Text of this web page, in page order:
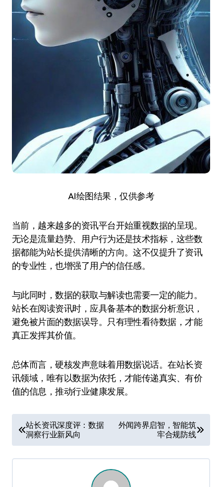
AI绘图结果，仅供参考
当前，越来越多的资讯平台开始重视数据的呈现。
无论是流量趋势、用户行为还是技术指标，这些数
据都能为站长提供清晰的方向。这不仅提升了资讯
的专业性，也增强了用户的信任感。
与此同时，数据的获取与解读也需要一定的能力。
站长在阅读资讯时，应具备基本的数据分析意识，
避免被片面的数据误导。只有理性看待数据，才能
真正发挥其价值。
总体而言，硬核发声意味着用数据说话。在站长资
讯领域，唯有以数据为依托，才能传递真实、有价
值的信息，推动行业健康发展。
章
导
站长资讯深度评：数据
洞察行业新风向
外闻跨界启智，智能筑
牢合规防线